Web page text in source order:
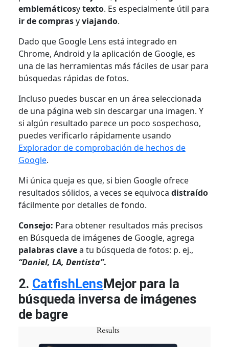
emblemáticosytexto. Es especialmente útil para
ir de comprasyviajando.
Dado que Google Lens está integrado en
Chrome, Android y la aplicación de Google, es
una de las herramientas más fáciles de usar para
búsquedas rápidas de fotos.
Incluso puedes buscar en un área seleccionada
de una página web sin descargar una imagen. Y
si algún resultado parece un poco sospechoso,
puedes verificarlo rápidamente usando
Explorador de comprobación de hechos de
Google.
Mi única queja es que, si bien Google ofrece
resultados sólidos, a veces se equivoca distraído
fácilmente por detalles de fondo.
Consejo: Para obtener resultados más precisos
en Búsqueda de imágenes de Google, agrega
palabras clavea tu búsqueda de fotos: p. ej.,
“Daniel, LA, Dentista”.
2. CatfishLensMejor para la
búsqueda inversa de imágenes
de bagre